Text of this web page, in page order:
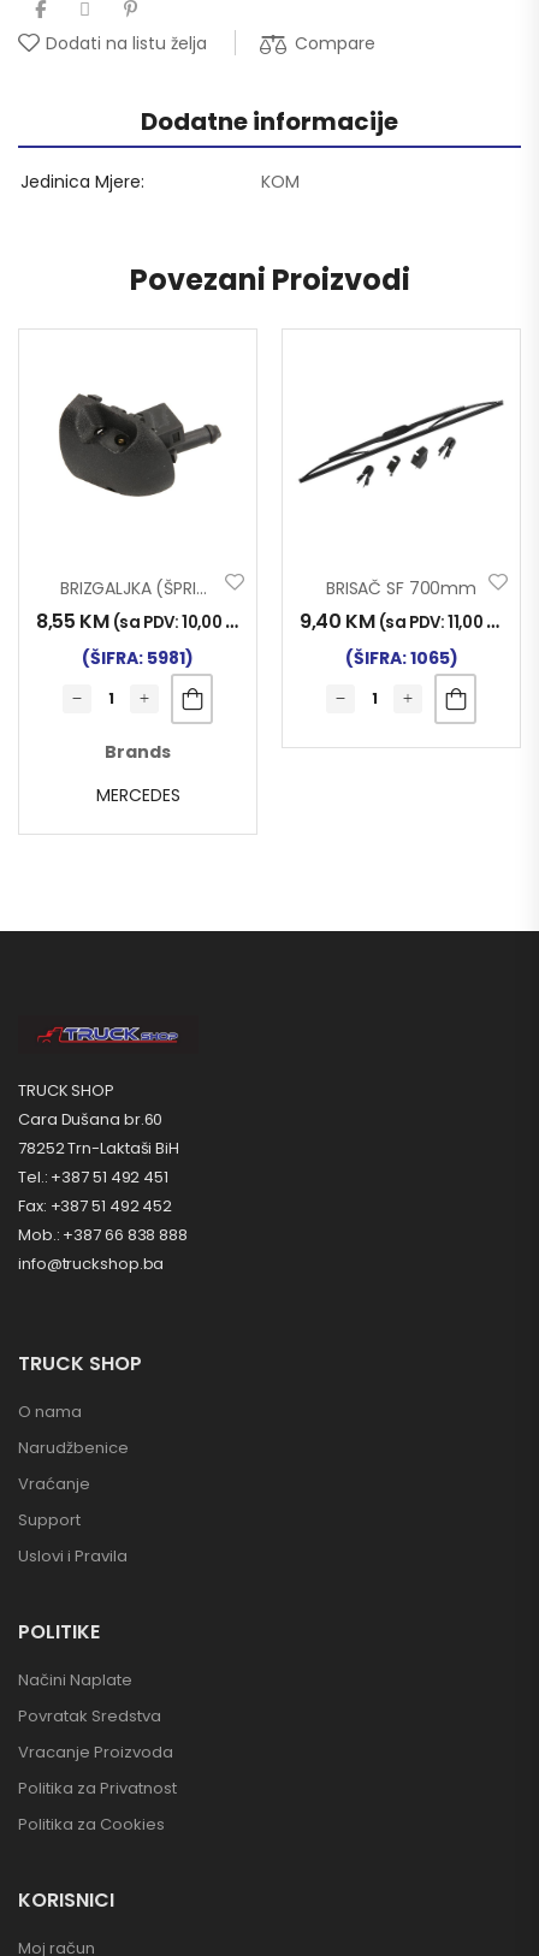
Dodati na listu želja Compare
Dodatne informacije
Jedinica Mjere KOM
Povezani Proizvodi
BRIZGALJKA (ŠPRICA) ZA BRISAČE MERCEDES DESNA
8,55 KM (sa PDV:10,00 KM
(ŠIFRA: 5981)
Brands
MERCEDES
BRISAČ SF 700mm
9,40 KM (sa PDV:11,00 KM
(ŠIFRA: 1065)
TRUCK SHOP
Cara Dušana br.60
78252 Trn-Laktaši BiH
Tel.: +387 51 492 451
Fax: +387 51 492 452
Mob.: +387 66 838 888
info@truckshop.ba
TRUCK SHOP
O nama
Narudžbenice
Vraćanje
Support
Uslovi i Pravila
POLITIKE
Načini Naplate
Povratak Sredstva
Vracanje Proizvoda
Politika za Privatnost
Politika za Cookies
KORISNICI
Moj račun